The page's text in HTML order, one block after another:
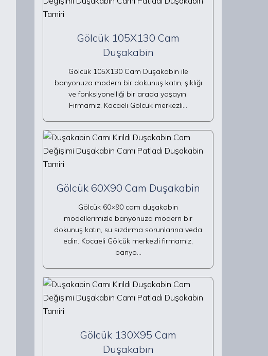
Gölcük 105X130 Cam
Duşakabin
Gölcük 105X130 Cam Duşakabin ile
banyonuza modern bir dokunuş katın, şıklığı
ve fonksiyonelliği bir arada yaşayın.
Firmamız, Kocaeli Gölcük merkezli…
Gölcük 60X90 Cam Duşakabin
Gölcük 60×90 cam duşakabin
modellerimizle banyonuza modern bir
dokunuş katın, su sızdırma sorunlarına veda
edin. Kocaeli Gölcük merkezli firmamız,
banyo…
Gölcük 130X95 Cam
Duşakabin